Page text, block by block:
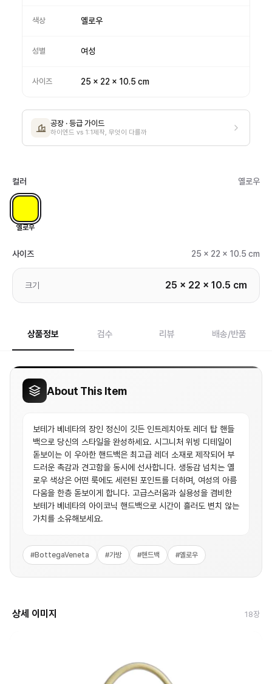
색상 옐로우
성별 여성
사이즈 25 x 22 x 10.5 cm
공장 · 등급 가이드
하이엔드 vs 1:1제작, 무엇이 다를까
컬러 옐로우
옐로우
사이즈 25 x 22 x 10.5 cm
크기 25 x 22 x 10.5 cm
상품정보 검수 리뷰 배송/반품
About This Item
보테가 베네타의 장인 정신이 깃든 인트레치아토 레더 탑 핸들
백으로 당신의 스타일을 완성하세요. 시그니처 위빙 디테일이
돋보이는 이 우아한 핸드백은 최고급 레더 소재로 제작되어 부
드러운 촉감과 견고함을 동시에 선사합니다. 생동감 넘치는 옐
로우 색상은 어떤 룩에도 세련된 포인트를 더하며, 여성의 아름
다움을 한층 돋보이게 합니다. 고급스러움과 실용성을 겸비한
보테가 베네타의 아이코닉 핸드백으로 시간이 흘러도 변치 않는
가치를 소유해보세요.
#BottegaVeneta #가방 #핸드백 #옐로우
상세 이미지 18장